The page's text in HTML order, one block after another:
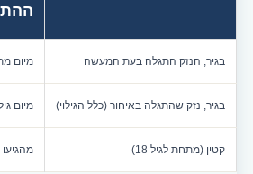
בגיר, הנזק התגלה בעת המעשה מיום
בגיר, נזק שהתגלה באיחור (כלל הגילוי) מיום
קטין (מתחת לגיל 18) מהגיעו